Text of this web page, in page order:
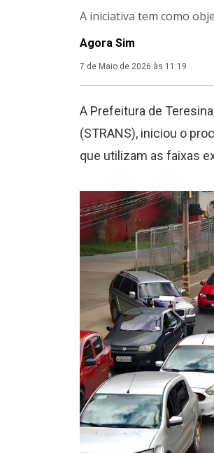
A iniciativa tem como
Agora Sim
7 de Maio de 2026 às 11:19
A Prefeitura de
(STRANS), iniciou o
que utilizam as faixas